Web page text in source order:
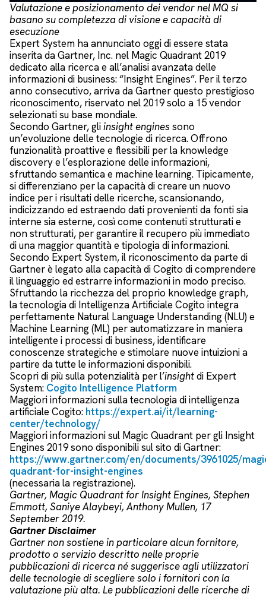
Valutazione e posizionamento dei vendor nel MQ si
basano su completezza di visione e capacità di
esecuzione
Expert System ha annunciato oggi di essere stata
inserita da Gartner, Inc. nel Magic Quadrant 2019
dedicato alla ricerca e all’analisi avanzata delle
informazioni di business: “Insight Engines”. Per il terzo
anno consecutivo, arriva da Gartner questo prestigioso
riconoscimento, riservato nel 2019 solo a 15 vendor
selezionati su base mondiale.
Secondo Gartner, gliinsight enginessono
un’evoluzione delle tecnologie di ricerca. Offrono
funzionalità proattive e flessibili per la knowledge
discovery e l’esplorazione delle informazioni,
sfruttando semantica e machine learning. Tipicamente,
si differenziano per la capacità di creare un nuovo
indice per i risultati delle ricerche, scansionando,
indicizzando ed estraendo dati provenienti da fonti sia
interne sia esterne, così come contenuti strutturati e
non strutturati, per garantire il recupero più immediato
di una maggior quantità e tipologia di informazioni.
Secondo Expert System, il riconoscimento da parte di
Gartner è legato alla capacità di Cogito di comprendere
il linguaggio ed estrarre informazioni in modo preciso.
Sfruttando la ricchezza del proprio knowledge graph,
la tecnologia di Intelligenza Artificiale Cogito integra
perfettamente Natural Language Understanding (NLU) e
Machine Learning (ML) per automatizzare in maniera
intelligente i processi di business, identificare
conoscenze strategiche e stimolare nuove intuizioni a
partire da tutte le informazioni disponibili.
Scopri di più sulla potenzialità per l’insightdi Expert
System: Cogito Intelligence Platform
Maggiori informazioni sulla tecnologia di intelligenza
artificiale Cogito: https://expert.ai/it/learning-
center/technology/
Maggiori informazioni sul Magic Quadrant per gli Insight
Engines 2019 sono disponibili sul sito di Gartner:
https://www.gartner.com/en/documents/3961025/
quadrant-for-insight-engines
(necessaria la registrazione).
Gartner, Magic Quadrant for Insight Engines, Stephen
Emmott, Saniye Alaybeyi, Anthony Mullen, 17
September 2019.
Gartner Disclaimer
Gartner non sostiene in particolare alcun fornitore,
prodotto o servizio descritto nelle proprie
pubblicazioni di ricerca né suggerisce agli utilizzatori
delle tecnologie di scegliere solo i fornitori con la
valutazione più alta. Le pubblicazioni delle ricerche di